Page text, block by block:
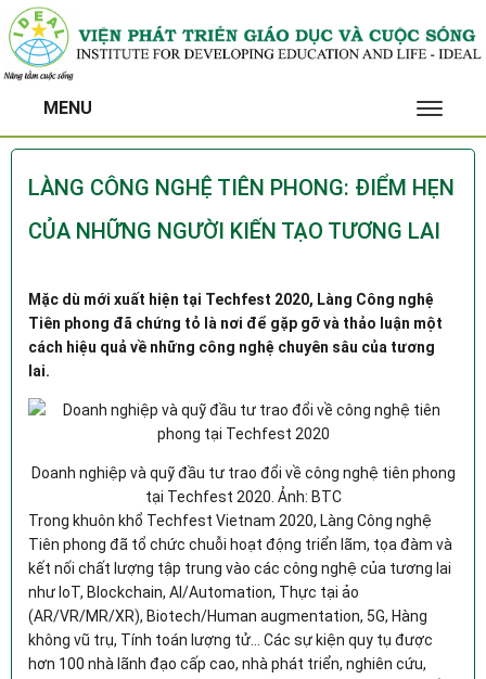
MENU
LÀNG CÔNG NGHỆ TIÊN PHONG: ĐIỂM HẸN
CỦA NHỮNG NGƯỜI KIẾN TẠO TƯƠNG LAI
Mặc dù mới xuất hiện tại Techfest 2020, Làng Công nghệ
Tiên phong đã chứng tỏ là nơi để gặp gỡ và thảo luận một
cách hiệu quả về những công nghệ chuyên sâu của tương
lai.
Doanh nghiệp và quỹ đầu tư trao đổi về công nghệ tiên phong
tại Techfest 2020. Ảnh: BTC
Trong khuôn khổ Techfest Vietnam 2020, Làng Công nghệ
Tiên phong đã tổ chức chuỗi hoạt động triển lãm, tọa đàm và
kết nối chất lượng tập trung vào các công nghệ của tương lai
như IoT, Blockchain, AI/Automation, Thực tại ảo
(AR/VR/MR/XR), Biotech/Human augmentation, 5G, Hàng
không vũ trụ, Tính toán lượng tử… Các sự kiện quy tụ được
hơn 100 nhà lãnh đạo cấp cao, nhà phát triển, nghiên cứu,